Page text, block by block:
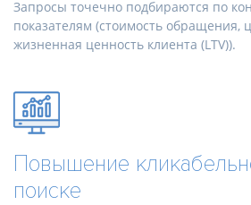
Запросы точечно подбираются по
показателям (стоимость обращения,
жизненная ценность клиента (LTV)).
Повышение
поиске